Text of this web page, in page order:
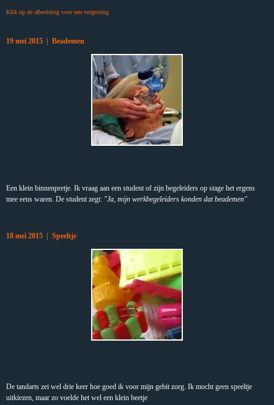
Klik op de afbeelding voor een vergroting
19 mei 2015 | Beademen
Een klein binnenpretje. Ik vraag aan een student of zijn begeleiders op stage het ergens
mee eens waren. De student zegt: "Ja, mijn werkbegeleiders konden dat beademen"
18 mei 2015 | Speeltje
De tandarts zei wel drie keer hoe goed ik voor mijn gebit zorg. Ik mocht geen speeltje
uitkiezen, maar zo voelde het wel een klein beetje